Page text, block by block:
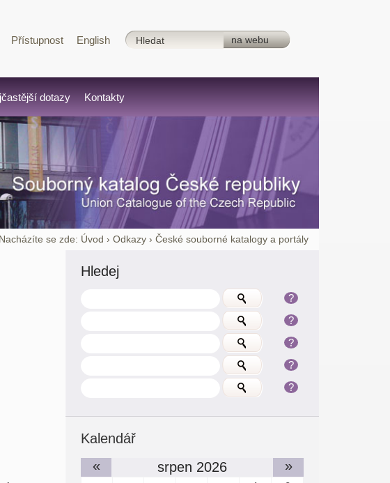
Přístupnost English
dotazy Kontakty
Nacházíte se zde: Úvod ›Odkazy ›České souborné katalogy a portály
Hledej
?
?
?
?
?
Kalendář
«
srpen 2026 »